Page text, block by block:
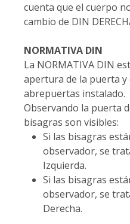
cuenta que el cuerpo
cambio de DIN
NORMATIVA DIN
La NORMATIVA DIN
apertura de la puerta
abrepuertas instalado.
Observando la puerta
bisagras son visibles:
Si las bisagras
observador, se
Izquierda.
Si las bisagras
observador, se
Derecha.